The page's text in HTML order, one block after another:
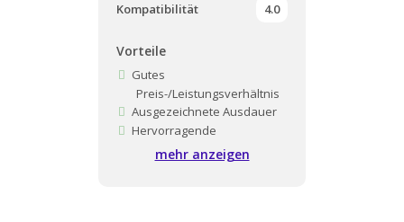
Kompatibilität
4.0
Vorteile
Gutes
Preis-/Leistungsverhältnis
Ausgezeichnete Ausdauer
Hervorragende
Verarbeitung
Kabelloses Laden
mehr anzeigen